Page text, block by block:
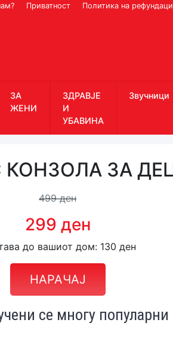
Приватност Политика на
ЗА
ЖЕНИ
ЗДРАВЈЕ
И
УБАВИНА
Звучници
КОНЗОЛА ЗА
499 ден
299 ден
до вашиот дом: 130 ден
НАРАЧАЈ
се многу популарни